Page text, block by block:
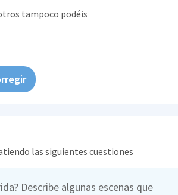
tampoco podéis
las siguientes cuestiones
Describe algunas escenas que